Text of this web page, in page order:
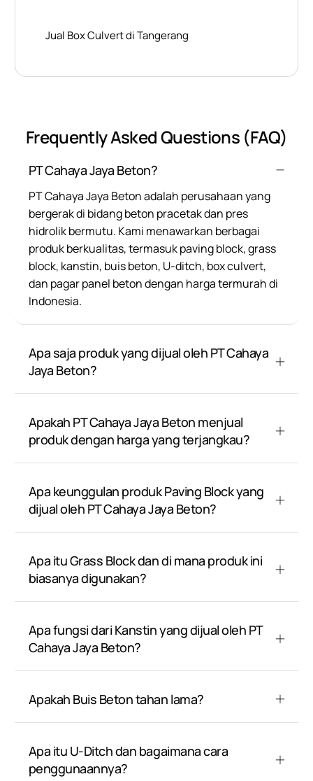
Jual Box Culvert di Tangerang
Frequently Asked Questions (FAQ)
PT Cahaya Jaya Beton?
PT Cahaya Jaya Beton adalah perusahaan yang
bergerak di bidang beton pracetak dan pres
hidrolik bermutu. Kami menawarkan berbagai
produk berkualitas, termasuk paving block, grass
block, kanstin, buis beton, U-ditch, box culvert,
dan pagar panel beton dengan harga termurah di
Indonesia.
Apa saja produk yang dijual oleh PT Cahaya
Jaya Beton?
Apakah PT Cahaya Jaya Beton menjual
produk dengan harga yang terjangkau?
Apa keunggulan produk Paving Block yang
dijual oleh PT Cahaya Jaya Beton?
Apa itu Grass Block dan di mana produk ini
biasanya digunakan?
Apa fungsi dari Kanstin yang dijual oleh PT
Cahaya Jaya Beton?
Apakah Buis Beton tahan lama?
Apa itu U-Ditch dan bagaimana cara
penggunaannya?